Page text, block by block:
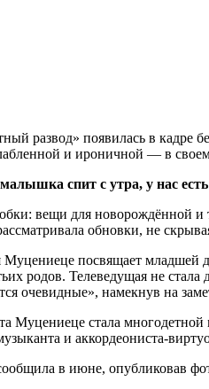
развод» появилась в кадре
и ироничной — в
спит с утра, у нас
вещи для
обновки, не
Муцениеце посвящает младшей
родов. Телеведущая не
очевидные», намекнув на
Муцениеце стала
и аккордеониста-
в июне, опубликовав